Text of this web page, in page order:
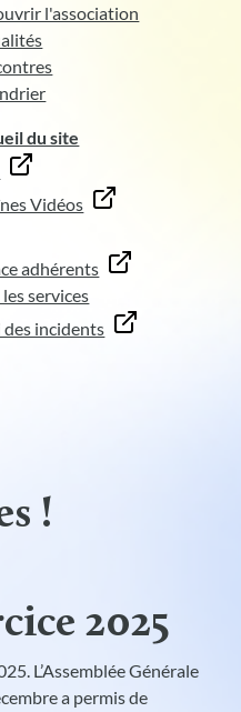
l'association
du site
Vidéos
adhérents
les services
des incidents
!
2025
L’Assemblée Générale
a permis de